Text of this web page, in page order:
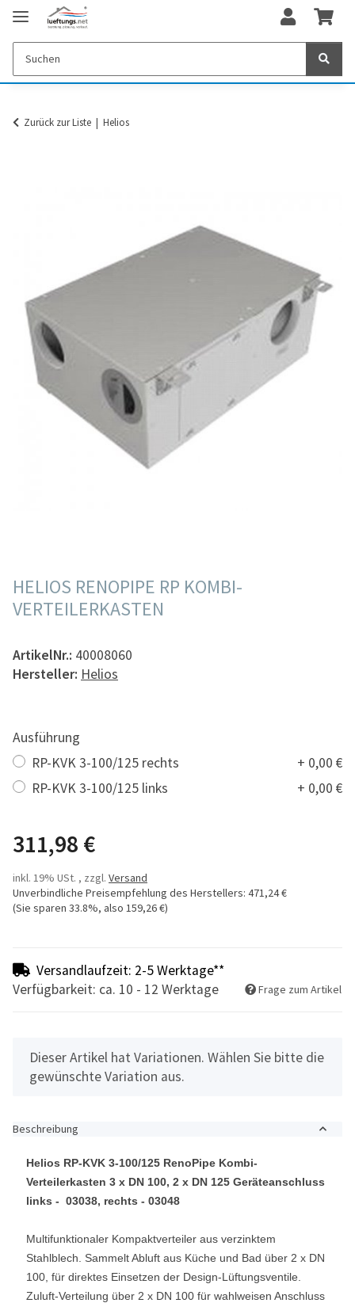
Zurück zur Liste Helios
HELIOS RENOPIPE RP KOMBI-
VERTEILERKASTEN
ArtikelNr.: 40008060
Hersteller: Helios
Ausführung
RP-KVK 3-100/125 rechts
+ 0,00 €
RP-KVK 3-100/125 links
+ 0,00 €
311,98 €
inkl. 19% USt. , zzgl. Versand
Unverbindliche Preisempfehlung des Herstellers: 471,24 €
(Sie sparen 33.8%, also 159,26 €)
Versandlaufzeit: 2-5 Werktage**
Verfügbarkeit: ca. 10 - 12 Werktage
Frage zum Artikel
x
Dieser Artikel hat Variationen. Wählen Sie bitte die
gewünschte Variation aus.
Beschreibung
Helios RP-KVK 3-100/125 RenoPipe Kombi-
Verteilerkasten 3 x DN 100, 2 x DN 125 Geräteanschluss
links - 03038, rechts - 03048
Multifunktionaler Kompaktverteiler aus verzinktem
Stahlblech. Sammelt Abluft aus Küche und Bad über 2 x DN
100, für direktes Einsetzen der Design-Lüftungsventile.
Zuluft-Verteilung über 2 x DN 100 für wahlweisen Anschluss